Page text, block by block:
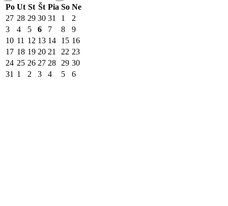
Po Ut St Št Pia So Ne
27 28 29 30 31 1
2
3
4 5 6 7 8
9
10 11 12 13 14 15 16
17 18 19 20 21 22 23
24 25 26 27 28 29 30
31 1 2 3 4 5 6